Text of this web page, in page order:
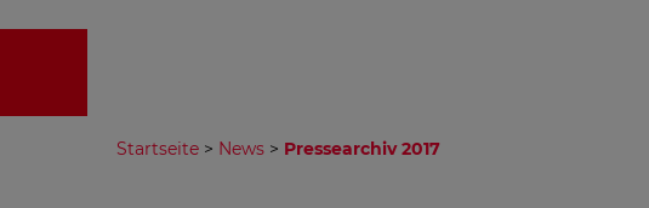
Startseite > News > Pressearchiv 2017